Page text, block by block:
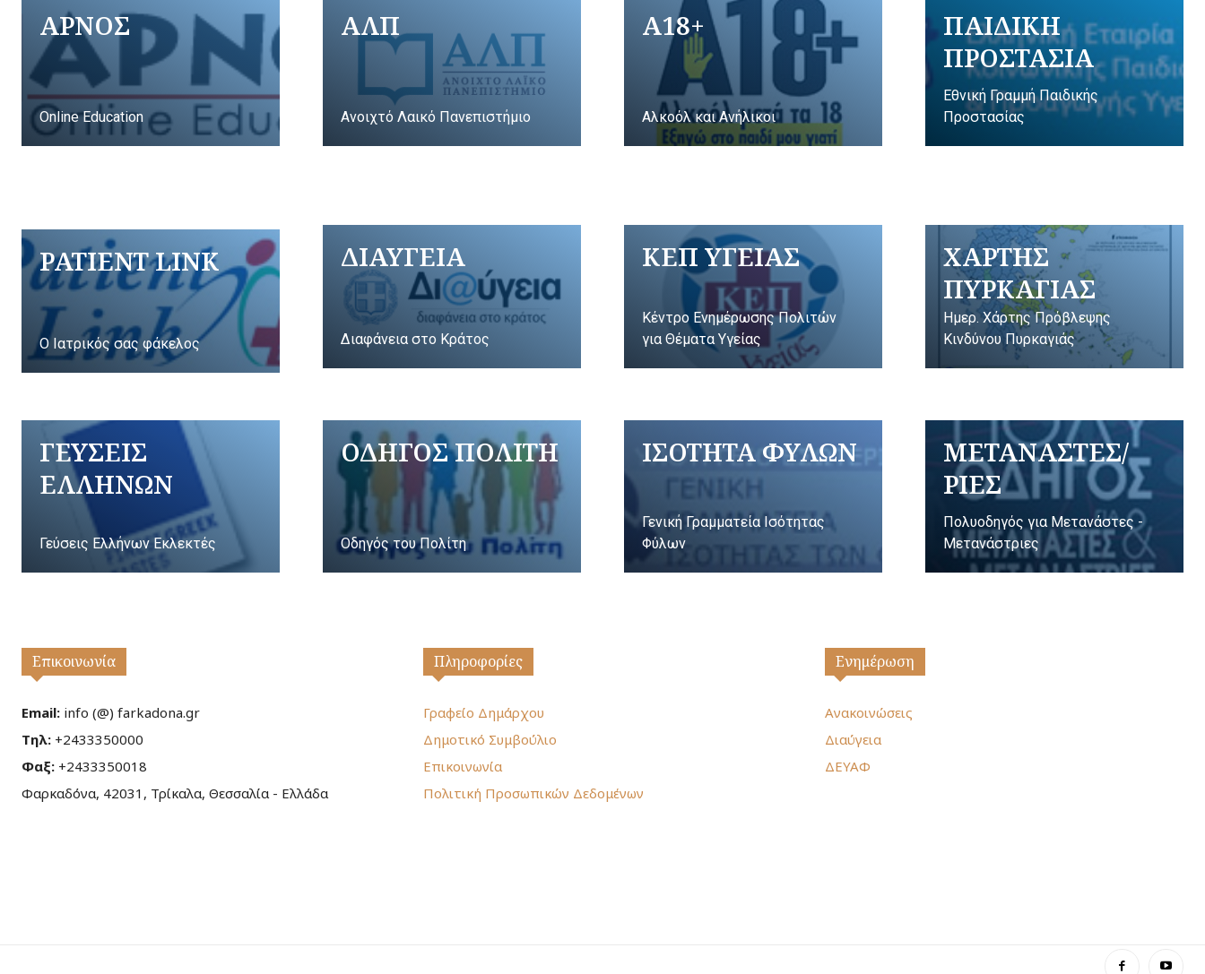
ΑΡΝΟΣ
Online Education
ΑΛΠ
Ανοιχτό Λαικό Πανεπιστήμιο
A18+
Αλκοόλ και Ανήλικοι
ΠΑΙΔΙΚΗ
ΠΡΟΣΤΑΣΙΑ
Εθνική Γραμμή Παιδικής
Προστασίας
PATIENT LINK
Ο Ιατρικός σας φάκελος
ΔΙΑΥΓΕΙΑ
Διαφάνεια στο Κράτος
ΚΕΠ ΥΓΕΙΑΣ
Κέντρο Ενημέρωσης Πολιτών
για Θέματα Υγείας
ΧΑΡΤΗΣ
ΠΥΡΚΑΓΙΑΣ
Ημερ. Χάρτης Πρόβλεψης
Κινδύνου Πυρκαγιάς
ΓΕΥΣΕΙΣ
ΕΛΛΗΝΩΝ
Γεύσεις Ελλήνων Εκλεκτές
ΟΔΗΓΟΣ ΠΟΛΙΤΗ
Οδηγός του Πολίτη
ΙΣΟΤΗΤΑ ΦΥΛΩΝ
Γενική Γραμματεία Ισότητας
Φύλων
ΜΕΤΑΝΑΣΤΕΣ/
ΡΙΕΣ
Πολυοδηγός για Μετανάστες -
Μετανάστριες
Επικοινωνία
Email: info (@) farkadona.gr
Τηλ: +2433350000
Φαξ: +2433350018
Φαρκαδόνα, 42031, Τρίκαλα, Θεσσαλία - Ελλάδα
Πληροφορίες
Γραφείο Δημάρχου
Δημοτικό Συμβούλιο
Επικοινωνία
Πολιτική Προσωπικών Δεδομένων
Ενημέρωση
Ανακοινώσεις
Διαύγεια
ΔΕΥΑΦ